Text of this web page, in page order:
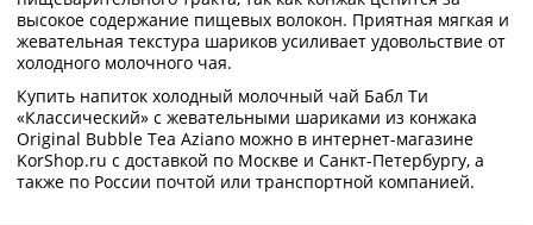
высокое содержание пищевых волокон. Приятная мягкая и
жевательная текстура шариков усиливает удовольствие от
холодного молочного чая.
Купить напиток холодный молочный чай Бабл Ти
«Классический» с жевательными шариками из конжака
Original Bubble Tea Aziano можно в интернет-магазине
KorShop.ru с доставкой по Москве и Санкт-Петербургу, а
также по России почтой или транспортной компанией.